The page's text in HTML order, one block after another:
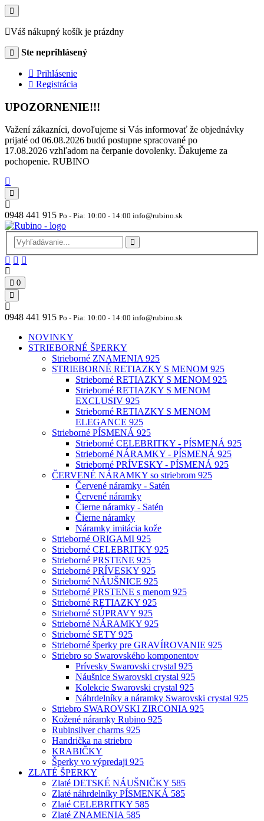
Váš nákupný košík je prázdny
Ste neprihlásený
Prihlásenie
Registrácia
UPOZORNENIE!!!
Važení zákazníci, dovoľujeme si Vás informovať že objednávky
prijaté od 06.08.2026 budú postupne spracované po
17.08.2026 vzhľadom na čerpanie dovolenky. Ďakujeme za
pochopenie. RUBINO
0948 441 915 Po - Pia: 10:00 - 14:00 info@rubino.sk
0
0948 441 915 Po - Pia: 10:00 - 14:00 info@rubino.sk
NOVINKY
STRIEBORNÉ ŠPERKY
Strieborné ZNAMENIA 925
STRIEBORNÉ RETIAZKY S MENOM 925
Strieborné RETIAZKY S MENOM 925
Strieborné RETIAZKY S MENOM
EXCLUSIV 925
Strieborné RETIAZKY S MENOM
ELEGANCE 925
Strieborné PÍSMENÁ 925
Strieborné CELEBRITKY - PÍSMENÁ 925
Strieborné NÁRAMKY - PÍSMENÁ 925
Strieborné PRÍVESKY - PÍSMENÁ 925
ČERVENÉ NÁRAMKY so striebrom 925
Červené náramky - Satén
Červené náramky
Čierne náramky - Satén
Čierne náramky
Náramky imitácia kože
Strieborné ORIGAMI 925
Strieborné CELEBRITKY 925
Strieborné PRSTENE 925
Strieborné PRÍVESKY 925
Strieborné NÁUŠNICE 925
Strieborné PRSTENE s menom 925
Strieborné RETIAZKY 925
Strieborné SÚPRAVY 925
Strieborné NÁRAMKY 925
Strieborné SETY 925
Strieborné šperky pre GRAVÍROVANIE 925
Striebro so Swarovského komponentov
Prívesky Swarovski crystal 925
Náušnice Swarovski crystal 925
Kolekcie Swarovski crystal 925
Náhrdelníky a náramky Swarovski crystal 925
Striebro SWAROVSKI ZIRCONIA 925
Kožené náramky Rubino 925
Rubinsilver charms 925
Handrička na striebro
KRABIČKY
Šperky vo výpredaji 925
ZLATÉ ŠPERKY
Zlaté DETSKÉ NÁUŠNIČKY 585
Zlaté náhrdelníky PÍSMENKÁ 585
Zlaté CELEBRITKY 585
Zlaté ZNAMENIA 585